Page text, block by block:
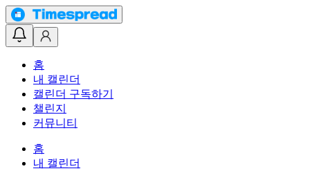
홈
내 캘린더
캘린더 구독하기
챌린지
커뮤니티
홈
내 캘린더